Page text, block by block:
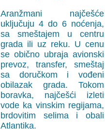
Aranžmani najčešće
uključuju 4 do 6 noćenja,
sa smeštajem u centru
grada ili uz reku. U cenu
se obično ubraja avionski
prevoz, transfer, smeštaj
sa doručkom i vođeni
obilazak grada. Tokom
boravka, najčešći izleti
vode ka vinskim regijama,
brdovitim selima i obali
Atlantika.